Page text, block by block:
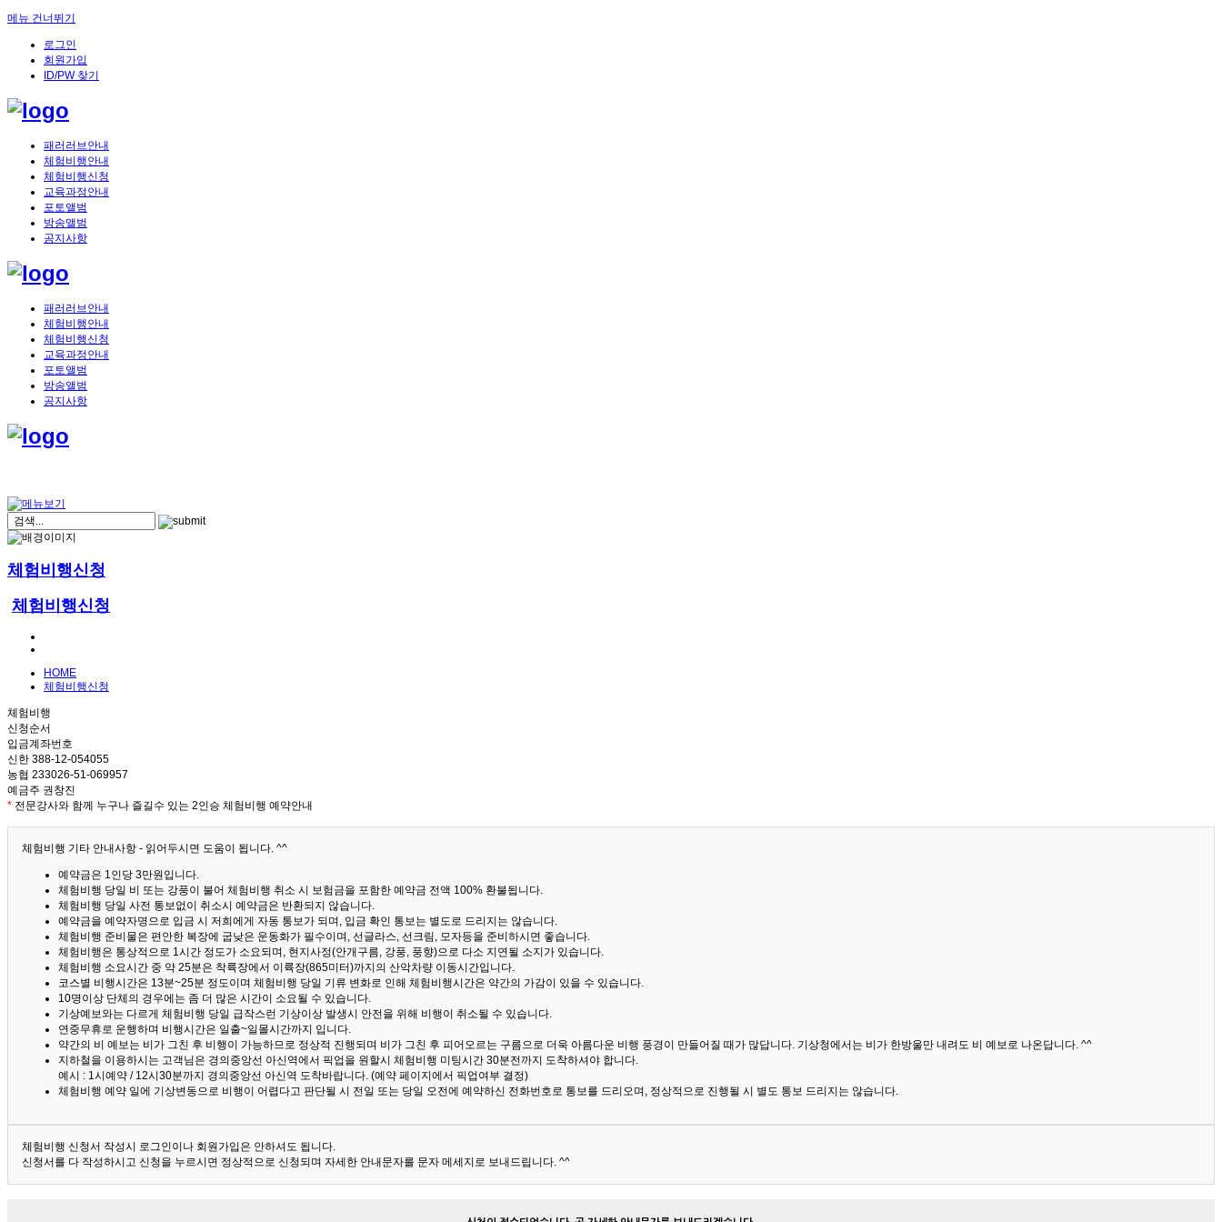
메뉴 건너뛰기
로그인
회원가입
ID/PW 찾기
패러러브안내
체험비행안내
체험비행신청
교육과정안내
포토앨범
방송앨범
공지사항
패러러브안내
체험비행안내
체험비행신청
교육과정안내
포토앨범
방송앨범
공지사항
체험비행신청
체험비행신청
HOME
체험비행신청
체험비행
신청순서
입금계좌번호
신한 388-12-054055
농협 233026-51-069957
예금주 권창진
* 전문강사와 함께 누구나 즐길수 있는 2인승 체험비행 예약안내
체험비행 기타 안내사항 - 읽어두시면 도움이 됩니다. ^^
예약금은 1인당 3만원입니다.
체험비행 당일 비 또는 강풍이 불어 체험비행 취소 시 보험금을 포함한 예약금 전액 100% 환불됩니다.
체험비행 당일 사전 통보없이 취소시 예약금은 반환되지 않습니다.
예약금을 예약자명으로 입금 시 저희에게 자동 통보가 되며, 입금 확인 통보는 별도로 드리지는 않습니다.
체험비행 준비물은 편안한 복장에 굽낮은 운동화가 필수이며, 선글라스, 선크림, 모자등을 준비하시면 좋습니다.
체험비행은 통상적으로 1시간 정도가 소요되며, 현지사정(안개구름, 강풍, 풍향)으로 다소 지연될 소지가 있습니다.
체험비행 소요시간 중 약 25분은 착륙장에서 이륙장(865미터)까지의 산악차량 이동시간입니다.
코스별 비행시간은 13분~25분 정도이며 체험비행 당일 기류 변화로 인해 체험비행시간은 약간의 가감이 있을 수 있습니다.
10명이상 단체의 경우에는 좀 더 많은 시간이 소요될 수 있습니다.
기상예보와는 다르게 체험비행 당일 급작스런 기상이상 발생시 안전을 위해 비행이 취소될 수 있습니다.
연중무휴로 운행하며 비행시간은 일출~일몰시간까지 입니다.
약간의 비 예보는 비가 그친 후 비행이 가능하므로 정상적 진행되며 비가 그친 후 피어오르는 구름으로 더욱 아름다운 비행 풍경이 만들어질 때가 많답니다. 기상청에서는 비가 한방울만 내려도 비 예보로 나온답니다. ^^
지하철을 이용하시는 고객님은 경의중앙선 아신역에서 픽업을 원할시 체험비행 미팅시간 30분전까지 도착하셔야 합니다.
예시 : 1시예약 / 12시30분까지 경의중앙선 아신역 도착바랍니다. (예약 페이지에서 픽업여부 결정)
체험비행 예약 일에 기상변동으로 비행이 어렵다고 판단될 시 전일 또는 당일 오전에 예약하신 전화번호로 통보를 드리오며, 정상적으로 진행될 시 별도 통보 드리지는 않습니다.
체험비행 신청서 작성시 로그인이나 회원가입은 안하셔도 됩니다.
신청서를 다 작성하시고 신청을 누르시면 정상적으로 신청되며 자세한 안내문자를 문자 메세지로 보내드립니다. ^^